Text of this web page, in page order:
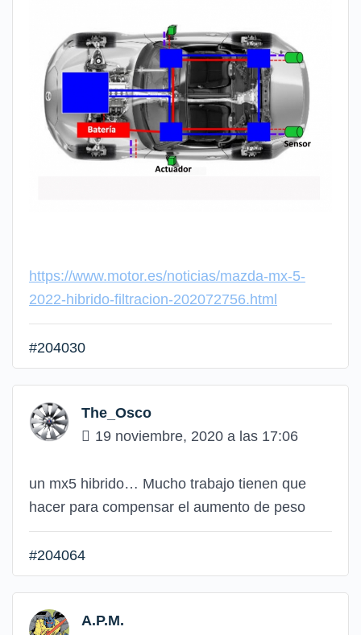
https://www.motor.es/noticias/mazda-mx-5-
2022-hibrido-filtracion-202072756.html
#204030
The_Osco
19 noviembre, 2020 a las 17:06
un mx5 hibrido… Mucho trabajo tienen que
hacer para compensar el aumento de peso
#204064
A.P.M.